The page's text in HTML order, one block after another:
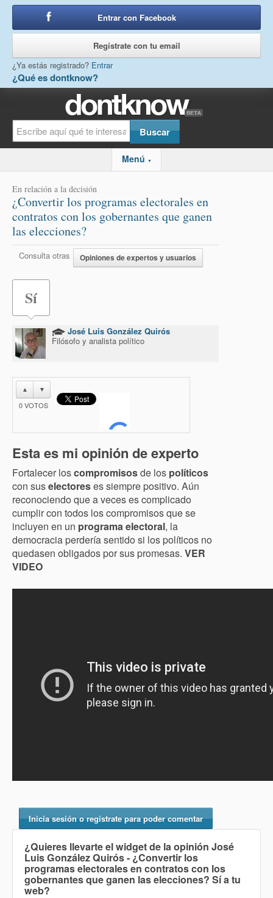
¿Qué es dontknow?
Entrar con Facebook
Regístrate con tu email
¿Ya estás registrado? Entrar
Menú ▼
En relación a la decisión
¿Convertir los programas electorales en
contratos con los gobernantes que ganen
las elecciones?
Consulta otras Opiniones de expertos y usuarios
Sí
José Luis González Quirós
Filósofo y analista político
▲ ▼
0VOTOS
Esta es mi opinión de experto
Fortalecer loscompromisosde los políticos
con suselectoreses siempre positivo. Aún
reconociendo que a veces es complicado
cumplir con todos los compromisos que se
incluyen en un programa electoral, la
democracia perdería sentido si los políticos no
quedasen obligados por sus promesas. VER
VIDEO
Inicia sesión o regístrate para poder comentar
¿Quieres llevarte el widget de la opinión José
Luis González Quirós - ¿Convertir los
programas electorales en contratos con los
gobernantes que ganen las elecciones? Sía tu
web?